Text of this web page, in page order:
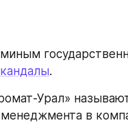
.
Урал»
в